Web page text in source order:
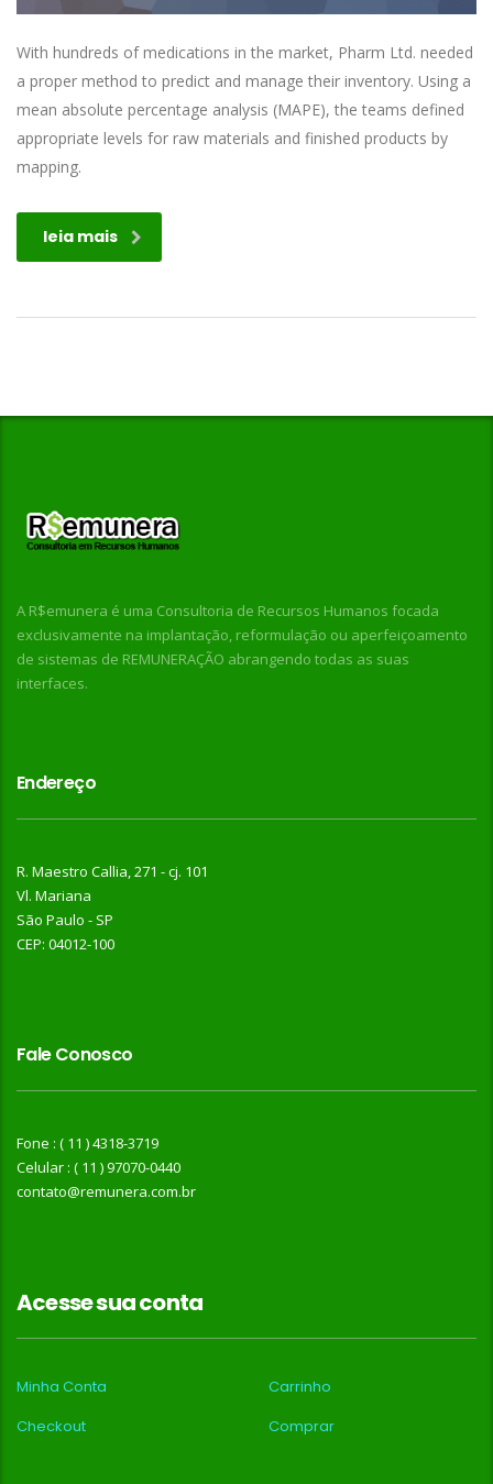
With hundreds of medications in the market, Pharm Ltd. needed
a proper method to predict and manage their inventory. Using a
mean absolute percentage analysis (MAPE), the teams defined
appropriate levels for raw materials and finished products by
mapping.
leia mais
A R$emunera é uma Consultoria de Recursos Humanos focada
exclusivamente na implantação, reformulação ou aperfeiçoamento
de sistemas de REMUNERAÇÃO abrangendo todas as suas
interfaces.
Endereço
R. Maestro Callia, 271 - cj. 101
Vl. Mariana
São Paulo - SP
CEP: 04012-100
Fale Conosco
Fone : ( 11 ) 4318-3719
Celular : ( 11 ) 97070-0440
contato@remunera.com.br
Acesse sua conta
Minha Conta
Carrinho
Checkout
Comprar